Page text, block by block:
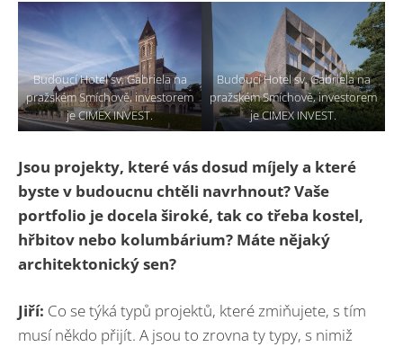
Budoucí Hotel sv. Gabriela na
pražském Smíchově, investorem
je CIMEX INVEST.
Budoucí Hotel sv. Gabriela na
pražském Smíchově, investorem
je CIMEX INVEST.
Jsou projekty, které vás dosud míjely a které
byste v budoucnu chtěli navrhnout? Vaše
portfolio je docela široké, tak co třeba kostel,
hřbitov nebo kolumbárium? Máte nějaký
architektonický sen?
Jiří: Co se týká typů projektů, které zmiňujete, s tím
musí někdo přijít. A jsou to zrovna ty typy, s nimiž